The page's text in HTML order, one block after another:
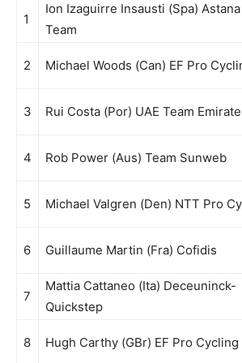
1
Ion Izaguirre Insausti (Spa)
Team
2 Michael Woods (Can) EF Pro
3 Rui Costa (Por) UAE Team
4 Rob Power (Aus) Team Sunweb
5 Michael Valgren (Den) NTT Pro
6 Guillaume Martin (Fra) Cofidis
7
Mattia Cattaneo (Ita) Deceuninck-
Quickstep
8 Hugh Carthy (GBr) EF Pro Cycling